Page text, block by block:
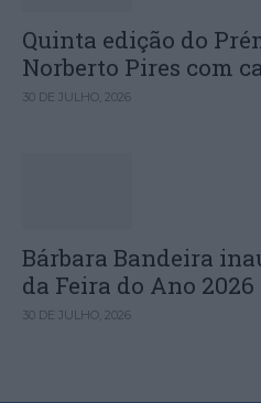
Quinta edição do
Norberto Pires com
30 DE JULHO, 2026
Bárbara Bandeira
da Feira do Ano 2026
30 DE JULHO, 2026